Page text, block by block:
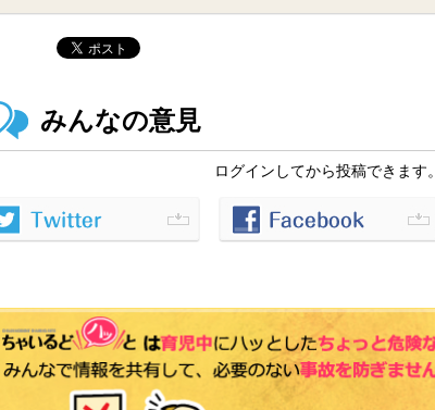
みんなの意見
ログインしてから投稿できます。